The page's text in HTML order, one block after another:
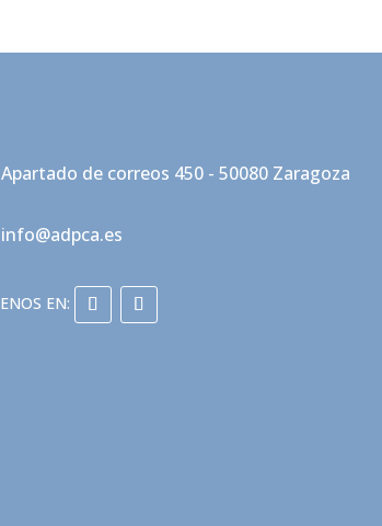
Apartado de correos 450 - 50080 Zaragoza
info@adpca.es